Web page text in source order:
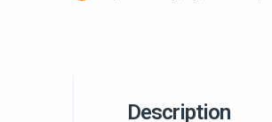
Description